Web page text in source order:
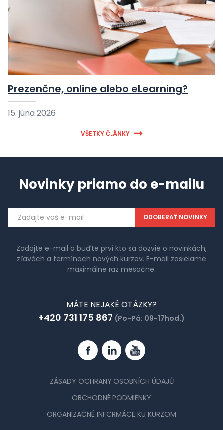
Prezenčne, online alebo eLearning?
15. júna 2026
VŠETKY ČLÁNKY
Novinky priamo do e-mailu
Emailová
adresa
Zadajte e-mail a buďte prví kto sa dozvie o novinkách,
zľavách a termínoch nových kurzov. E-mail zasielame
maximálne raz mesačne.
MÁTE NEJAKÉ OTÁZKY?
+420 731 175 867 (Po-Pá: 09-17hod.)
FacebookLinkedinYouTube
ZÁSADY OCHRANY OSOBNÍCH ÚDAJŮ
OBCHODNÉ PODMIENKY
ORGANIZAČNÉ INFORMÁCE KU KURZOM